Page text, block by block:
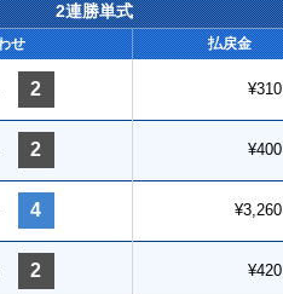
2連勝単式
せ 払戻金
2 ¥310
2 ¥400
4 ¥3,260
2 ¥420